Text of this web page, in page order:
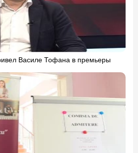
Василе Тофана в премьеры